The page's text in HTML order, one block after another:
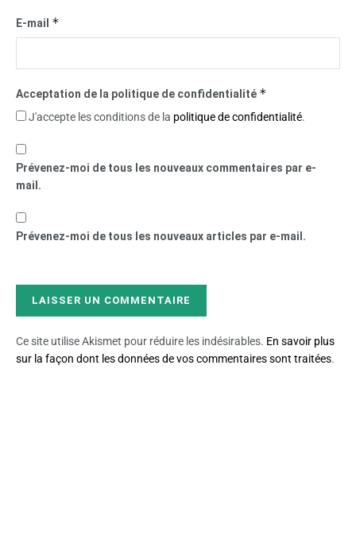
E-mail *
Acceptation de la politique de confidentialité *
J'accepte les conditions de la politique de confidentialité.
Prévenez-moi de tous les nouveaux commentaires par e-
mail.
Prévenez-moi de tous les nouveaux articles par e-mail.
Ce site utilise Akismet pour réduire les indésirables. En savoir plus
sur la façon dont les données de vos commentaires sont traitées.